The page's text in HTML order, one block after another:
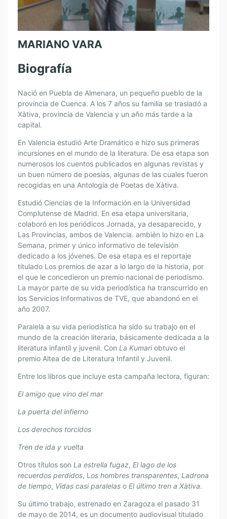
MARIANO VARA
Biografía
Nació en Puebla de Almenara, un pequeño pueblo de la
provincia de Cuenca. A los 7 años su familia se trasladó a
Xàtiva, provincia de Valencia y un año más tarde a la
capital.
En Valencia estudió Arte Dramático e hizo sus primeras
incursiones en el mundo de la literatura. De esa etapa son
numerosos los cuentos publicados en algunas revistas y
un buen número de poesías, algunas de las cuales fueron
recogidas en una Antología de Poetas de Xàtiva.
Estudió Ciencias de la Información en la Universidad
Complutense de Madrid. En esa etapa universitaria,
colaboró en los periódicos Jornada, ya desaparecido, y
Las Provincias, ambos de Valencia. ambién lo hizo en La
Semana, primer y único informativo de televisión
dedicado a los jóvenes. De esa etapa es el reportaje
titulado Los premios de azar a lo largo de la historia, por
el que le concedieron un premio nacional de periodismo.
La mayor parte de su vida periodística ha transcurrido en
los Servicios Informativos de TVE, que abandonó en el
año 2007.
Paralela a su vida periodística ha sido su trabajo en el
mundo de la creación literaria, básicamente dedicada a la
literatura infantil y juvenil. Con La Kumariobtuvo el
premio Altea de de Literatura Infantil y Juvenil.
Entre los libros que incluye esta campaña lectora, figuran:
El amigo que vino del mar
La puerta del infierno
Los derechos torcidos
Tren de ida y vuelta
Otros títulos son La estrella fugaz, El lago de los
recuerdos perdidos, L os hombres transparentes, Ladrona
de tiempo, Vidas casi paralelas o El último tren a Xàtiva.
Su último trabajo, estrenado en Zaragoza el pasado 31
de mayo de 2014, es un documento audiovisual titulado